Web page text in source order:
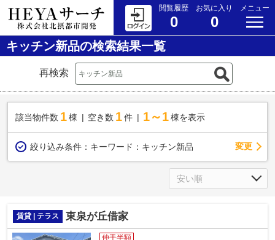
閲覧履歴
0
お気に入り
0
メニュー
キッチン新品の検索結果一覧
再検索
該当物件数 1棟 空き数 1 件 1～1 棟を表示
絞り込み条件： キーワード：キッチン新品 変更
賃貸 | テラス 東泉が丘借家
仲手半額